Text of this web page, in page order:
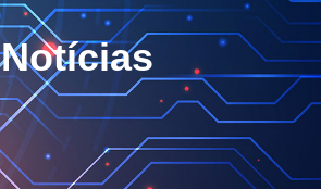
Notícias